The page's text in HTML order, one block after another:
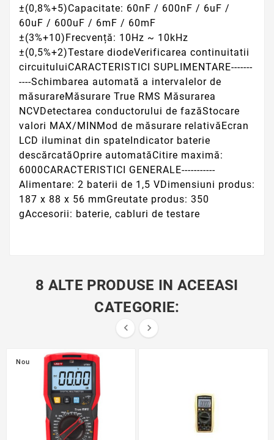
±(0,8%+5)Capacitate: 60nF / 600nF / 6uF /
60uF / 600uF / 6mF / 60mF
±(3%+10)Frecvență: 10Hz ~ 10kHz
±(0,5%+2)Testare diodeVerificarea continuitatii
circuituluiCARACTERISTICI SUPLIMENTARE-------
----Schimbarea automată a intervalelor de
măsurareMăsurare True RMS Măsurarea
NCVDetectarea conductorului de fazăStocare
valori MAX/MINMod de măsurare relativăEcran
LCD iluminat din spateIndicator baterie
descărcatăOprire automatăCitire maximă:
6000CARACTERISTICI GENERALE-----------
Alimentare: 2 baterii de 1,5 VDimensiuni produs:
187 x 88 x 56 mmGreutate produs: 350
gAccesorii: baterie, cabluri de testare
8 ALTE PRODUSE IN ACEEASI
CATEGORIE:
 
Nou